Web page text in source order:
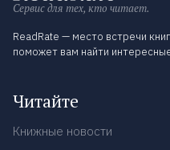
Сервис для тех, кто читает.
ReadRate — место встречи
поможет вам найти
Читайте
Книжные новости